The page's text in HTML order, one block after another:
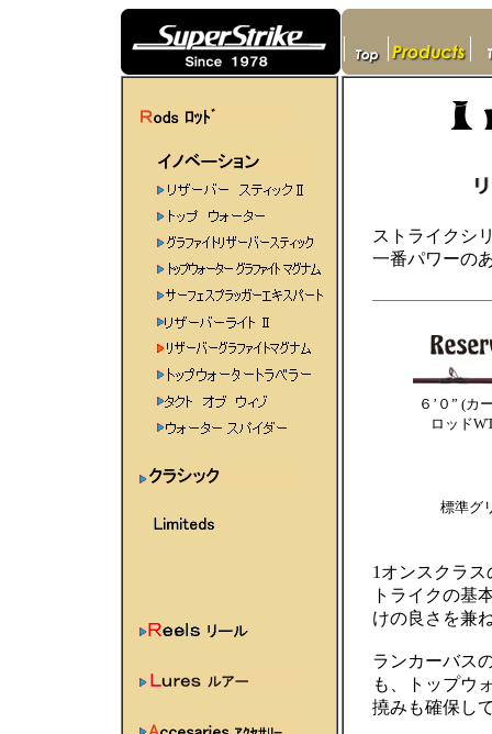
ストライクシ
一番パワーの
６’０” (
ロッド
標準グ
1オンスクラ
トライクの基
けの良さを兼
ランカーバス
も、トップウ
撓みも確保し